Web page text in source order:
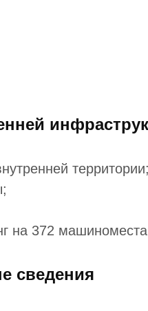
территории;
на 372
сведения